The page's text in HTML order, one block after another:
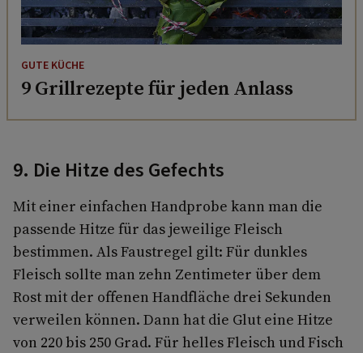
GUTE KÜCHE
9 Grillrezepte für jeden Anlass
9. Die Hitze des Gefechts
Mit einer einfachen Handprobe kann man die
passende Hitze für das jeweilige Fleisch
bestimmen. Als Faustregel gilt: Für dunkles
Fleisch sollte man zehn Zentimeter über dem
Rost mit der offenen Handfläche drei Sekunden
ver­weilen können. Dann hat die Glut eine Hitze
von 220 bis 250 Grad. Für helles Fleisch und Fisch